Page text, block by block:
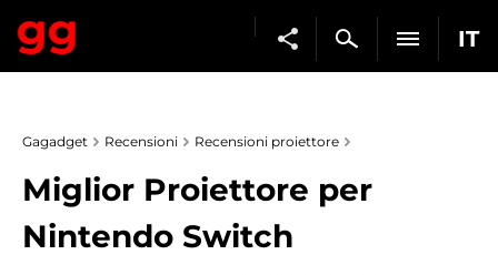
IT
Gagadget Recensioni Recensioni proiettore
Miglior Proiettore per
Nintendo Switch